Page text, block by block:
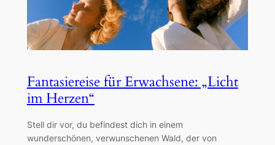
Fantasiereise für Erwachsene: „Licht
im Herzen“
Stell dir vor, du befindest dich in einem
wunderschönen, verwunschenen Wald, der von